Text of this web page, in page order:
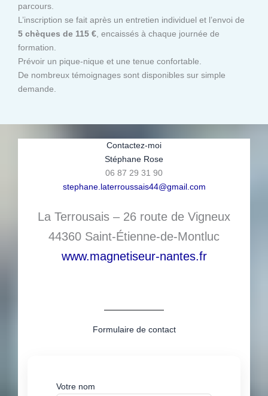
parcours.
L’inscription se fait après un entretien individuel et l’envoi de
5 chèques de 115 €, encaissés à chaque journée de
formation.
Prévoir un pique-nique et une tenue confortable.
De nombreux témoignages sont disponibles sur simple
demande.
Contactez-moi
Stéphane Rose
06 87 29 31 90
stephane.laterroussais44@gmail.com
La Terrousais – 26 route de Vigneux
44360 Saint-Étienne-de-Montluc
www.magnetiseur-nantes.fr
Formulaire de contact
Votre nom